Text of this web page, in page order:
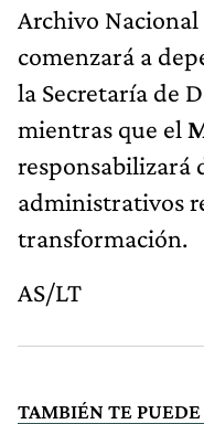
Archivo
comenzará a
la Secretaría de
mientras que el
responsabilizará
administrativos
transformación.
AS/LT
TAMBIÉN TE PUEDE